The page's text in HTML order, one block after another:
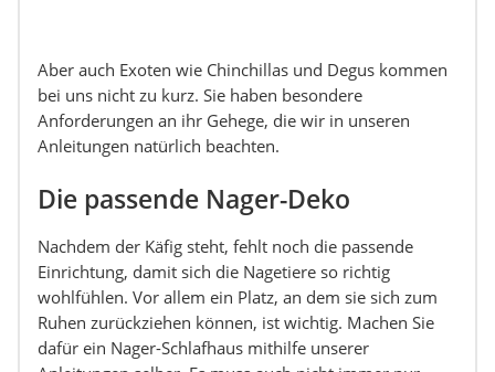
Aber auch Exoten wie Chinchillas und Degus kommen
bei uns nicht zu kurz. Sie haben besondere
Anforderungen an ihr Gehege, die wir in unseren
Anleitungen natürlich beachten.
Die passende Nager-Deko
Nachdem der Käfig steht, fehlt noch die passende
Einrichtung, damit sich die Nagetiere so richtig
wohlfühlen. Vor allem ein Platz, an dem sie sich zum
Ruhen zurückziehen können, ist wichtig. Machen Sie
dafür ein Nager-Schlafhaus mithilfe unserer